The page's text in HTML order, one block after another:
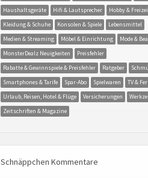
Haushaltsgeräte
Hifi & Lautsprecher Hobby &
Kleidung & Schuhe
Konsolen & Spiele
Lebensmittel
Medien & Streaming
Möbel & Einrichtung
Mode &
MonsterDealz Neuigkeiten
Preisfehler
Rabatte & Gewinnspiele & Preisfehler
Ratgeber
Smartphones & Tarife
Spar-Abo Spielwaren
TV &
Urlaub, Reisen, Hotel & Flüge
Versicherungen
Zeitschriften & Magazine
Schnäppchen Kommentare